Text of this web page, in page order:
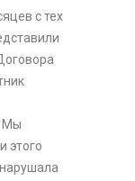
с тех
Мы
этого